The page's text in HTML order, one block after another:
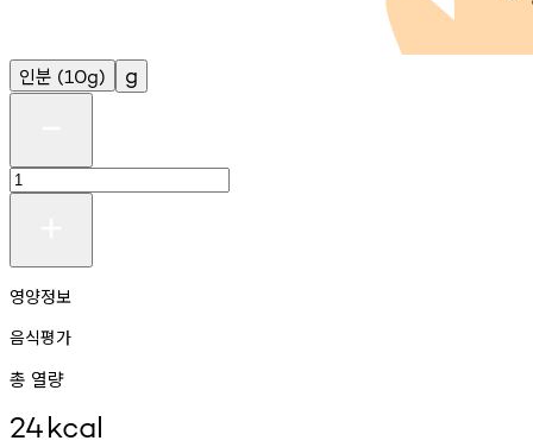
인분 (10g) g
영양정보
음식평가
총 열량
24kcal